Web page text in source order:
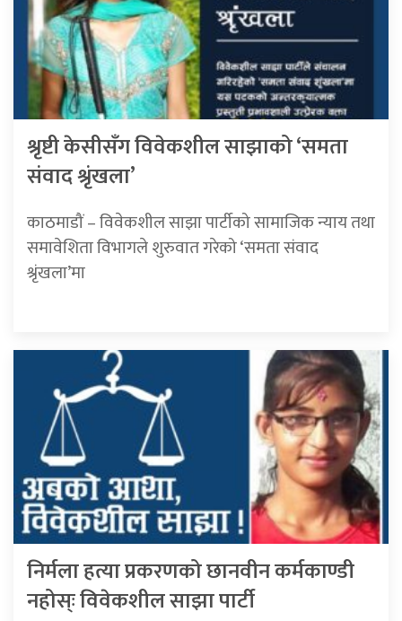
श्रृष्टी केसीसँग विवेकशील साझाको ‘समता
संवाद श्रृंखला’
काठमाडौं – विवेकशील साझा पार्टीको सामाजिक न्याय तथा
समावेशिता विभागले शुरुवात गरेको ‘समता संवाद
श्रृंखला’मा
निर्मला हत्या प्रकरणको छानवीन कर्मकाण्डी
नहोस्ः विवेकशील साझा पार्टी